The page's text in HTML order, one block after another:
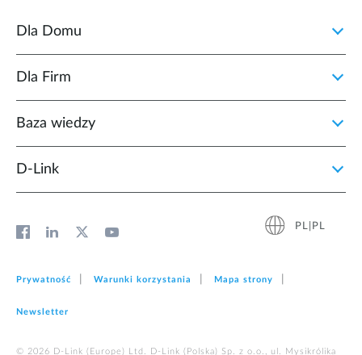
Dla Domu
Dla Firm
Baza wiedzy
D‑Link
PL|PL
Prywatność Warunki korzystania Mapa strony
Newsletter
© 2026 D‑Link (Europe) Ltd. D-Link (Polska) Sp. z o.o., ul. Mysikrólika